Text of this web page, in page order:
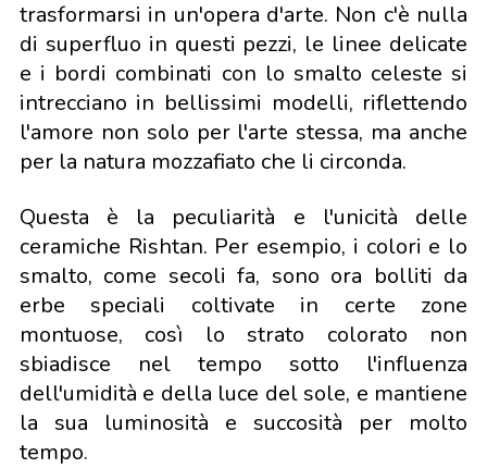
trasformarsi in un'opera d'arte. Non c'è nulla
di superfluo in questi pezzi, le linee delicate
e i bordi combinati con lo smalto celeste si
intrecciano in bellissimi modelli, riflettendo
l'amore non solo per l'arte stessa, ma anche
per la natura mozzafiato che li circonda.
Questa è la peculiarità e l'unicità delle
ceramiche Rishtan. Per esempio, i colori e lo
smalto, come secoli fa, sono ora bolliti da
erbe speciali coltivate in certe zone
montuose, così lo strato colorato non
sbiadisce nel tempo sotto l'influenza
dell'umidità e della luce del sole, e mantiene
la sua luminosità e succosità per molto
tempo.